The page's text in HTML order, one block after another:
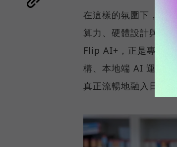
在這樣的氛圍下，市
算力、硬體設計與真
Flip AI+，正是專為
構、本地端 AI 運算、
真正流暢地融入日常